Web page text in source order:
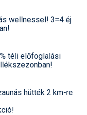
wellnessel! 3=4 éj
téli előfoglalási
hütték 2 km-re